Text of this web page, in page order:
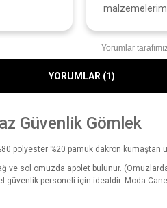
Yorumlar
YORUMLAR (1)
Güvenlik Gömlek
polyester %20 pamuk dakron
ve sol omuzda apolet bulunur.
güvenlik personeli için idealdir. Moda